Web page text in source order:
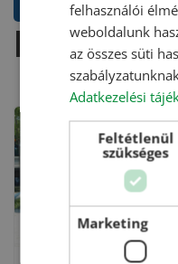
Hasonló
felhasználói
weboldalunk
az összes süti
Adatkezelési
Feltétlenül
szükséges
Marketing